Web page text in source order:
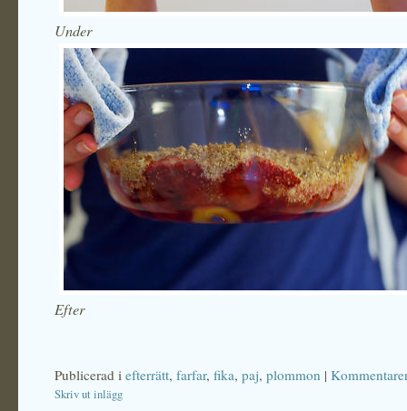
Under
Efter
Publicerad i efterrätt, farfar, fika, paj, plommon |
Skriv ut inlägg